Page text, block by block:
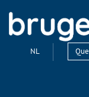
NL